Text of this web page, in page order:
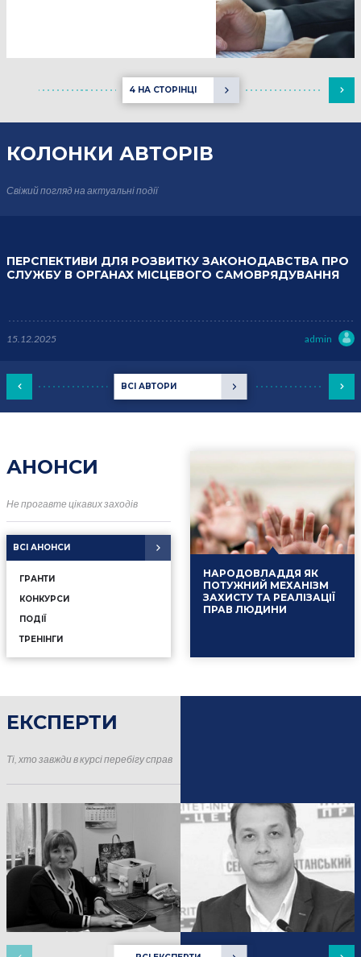
4 НА СТОРІНЦІ
КОЛОНКИ АВТОРІВ
Свіжий погляд на актуальні події
ВСІ АВТОРИ
ПЕРСПЕКТИВИ ДЛЯ РОЗВИТКУ ЗАКОНОДАВСТВА ПРО
СЛУЖБУ В ОРГАНАХ МІСЦЕВОГО САМОВРЯДУВАННЯ
15.12.2025 admin
АНОНСИ
Не прогавте цікавих заходів
ВСІ АНОНСИ
ГРАНТИ
КОНКУРСИ
ПОДІЇ
ТРЕНІНГИ
НАРОДОВЛАДДЯ ЯК
ПОТУЖНИЙ МЕХАНІЗМ
ЗАХИСТУ ТА РЕАЛІЗАЦІЇ
ПРАВ ЛЮДИНИ
ЕКСПЕРТИ
Ті, хто завжди в курсі перебігу справ